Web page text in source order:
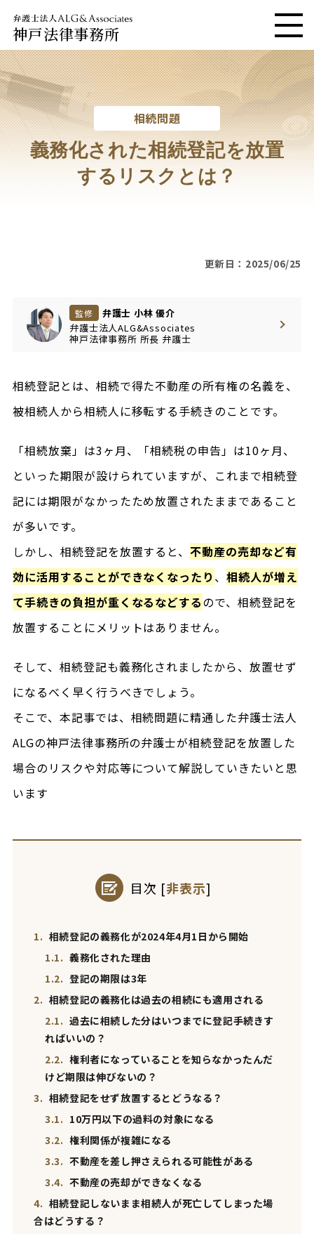
神戸法律事務所
相続問題
義務化された相続登記を放置
するリスクとは？
更新日：2025/06/25
監修
弁護士 小林 優介
弁護士法人ALG&Associates
神戸法律事務所 所長 弁護士
相続登記とは、相続で得た不動産の所有権の名義を、
被相続人から相続人に移転する手続きのことです。
「相続放棄」は3ヶ月、「相続税の申告」は10ヶ月、
といった期限が設けられていますが、これまで相続登
記には期限がなかったため放置されたままであること
が多いです。
しかし、相続登記を放置すると、不動産の売却など有
効に活用することができなくなったり 、相続人が増え
て手続きの負担が重くなるなどするので、相続登記を
放置することにメリットはありません。
そして、相続登記も義務化されましたから、放置せず
になるべく早く行うべきでしょう。
そこで、本記事では、相続問題に精通した弁護士法人
ALGの神戸法律事務所の弁護士が相続登記を放置した
場合のリスクや対応等について解説していきたいと思
います
目次 [非表示]
1. 相続登記の義務化が2024年4月1日から開始
1.1. 義務化された理由
1.2. 登記の期限は3年
2. 相続登記の義務化は過去の相続にも適用される
2.1. 過去に相続した分はいつまでに登記手続きす
ればいいの？
2.2. 権利者になっていることを知らなかったんだ
けど期限は伸びないの？
3. 相続登記をせず放置するとどうなる？
3.1. 10万円以下の過料の対象になる
3.2. 権利関係が複雑になる
3.3. 不動産を差し押さえられる可能性がある
3.4. 不動産の売却ができなくなる
4. 相続登記しないまま相続人が死亡してしまった場
合はどうする？